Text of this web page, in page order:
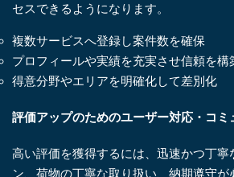
セスできるようになります。
複数サービスへ登録し案件数を確保
プロフィールや実績を充実させ信頼を構
得意分野やエリアを明確化して差別化
評価アップのためのユーザー対応・コミ
高い評価を獲得するには、迅速かつ丁寧
ン、荷物の丁寧な取り扱い、納期遵守